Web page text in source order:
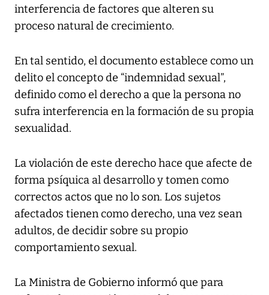
interferencia de factores que alteren su
proceso natural de crecimiento.
En tal sentido, el documento establece como un
delito el concepto de “indemnidad sexual”,
definido como el derecho a que la persona no
sufra interferencia en la formación de su propia
sexualidad.
La violación de este derecho hace que afecte de
forma psíquica al desarrollo y tomen como
correctos actos que no lo son. Los sujetos
afectados tienen como derecho, una vez sean
adultos, de decidir sobre su propio
comportamiento sexual.
La Ministra de Gobierno informó que para